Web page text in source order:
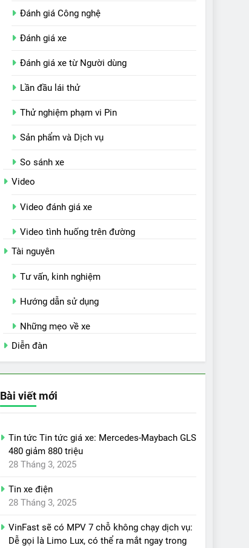
Đánh giá Công nghệ
Đánh giá xe
Đánh giá xe từ Người dùng
Lần đầu lái thử
Thử nghiệm phạm vi Pin
Sản phẩm và Dịch vụ
So sánh xe
Video
Video đánh giá xe
Video tình huống trên đường
Tài nguyên
Tư vấn, kinh nghiệm
Hướng dẫn sử dụng
Những mẹo về xe
Diễn đàn
Bài viết mới
Tin tức Tin tức giá xe: Mercedes-Maybach GLS
480 giảm 880 triệu
28 Tháng 3, 2025
Tin xe điện
28 Tháng 3, 2025
VinFast sẽ có MPV 7 chỗ không chạy dịch vụ:
Dễ gọi là Limo Lux, có thể ra mắt ngay trong